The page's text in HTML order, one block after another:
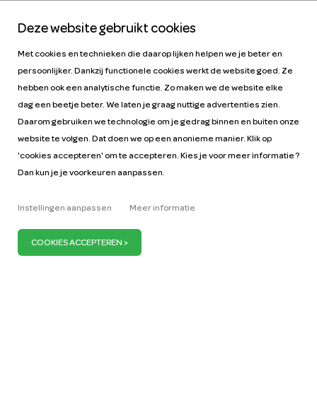
Autohandleidingen
Onze missie
Deze website gebruikt cookies
Met cookies en technieken die daarop lijken helpen we je beter en
persoonlijker. Dankzij functionele cookies werkt de website goed. Ze
hebben ook een analytische functie. Zo maken we de website elke
dag een beetje beter. We laten je graag nuttige advertenties zien.
Daarom gebruiken we technologie om je gedrag binnen en buiten onze
website te volgen. Dat doen we op een anonieme manier. Klik op
'cookies accepteren' om te accepteren. Kies je voor meer informatie ?
Dan kun je je voorkeuren aanpassen.
Instellingen aanpassen Meer informatie